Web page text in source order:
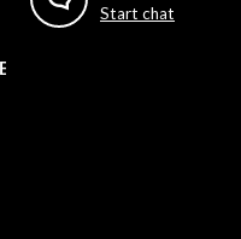
Start chat
Mail